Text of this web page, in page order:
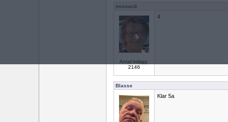
morsan3
Antal inlägg:
2146
4
Blasse
Klar 5a